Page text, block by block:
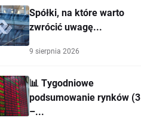
Spółki, na które warto
zwrócić uwagę...
9 sierpnia 2026
📊 Tygodniowe
podsumowanie rynków (3
–...